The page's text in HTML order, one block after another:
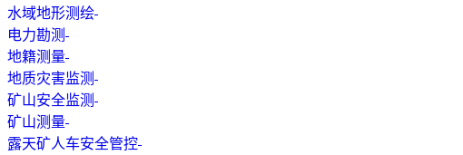
水域地形测绘
电力勘测
地籍测量
地质灾害监测
矿山安全监测
矿山测量
露天矿人车安全管控